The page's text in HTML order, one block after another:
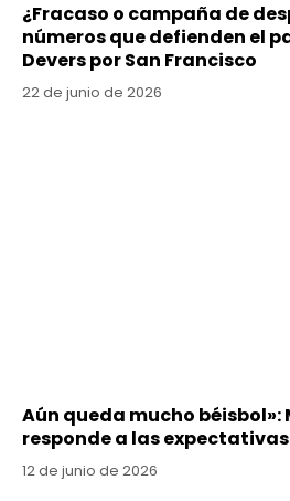
¿Fracaso o campaña de
números que defienden el
Devers por San Francisco
22 de junio de 2026
Aún queda mucho béisbol»:
responde a las
12 de junio de 2026